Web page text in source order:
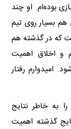
بوده‌ام. او چند
هم بسیار روی تیم
که در گذشته هم
و اخلاق اهمیت
امیدوارم رفتار
به خاطر نتایج
گذشته اهمیت